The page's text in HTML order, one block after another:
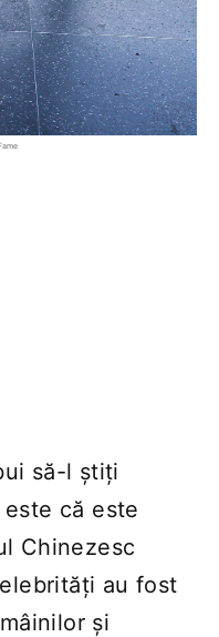
să-l știți
că este
Chinezesc
au fost
și